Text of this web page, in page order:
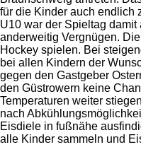
für die Kinder auch endlich
U10 war der Spieltag
anderweitig Vergnügen.
Hockey spielen. Bei
bei allen Kindern der
gegen den Gastgeber
den Güstrowern keine
Temperaturen weiter
nach
Eisdiele in fußnähe
alle Kinder sammeln und